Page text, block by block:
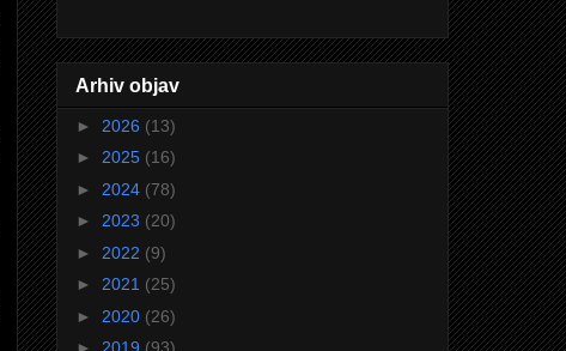
Arhiv objav
► 2026 (13)
► 2025 (16)
► 2024 (78)
► 2023 (20)
► 2022 (9)
► 2021 (25)
► 2020 (26)